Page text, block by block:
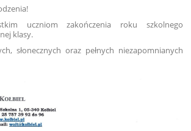
uczniom zakończenia roku szkolnego
klasy.
słonecznych oraz pełnych niezapomnianych